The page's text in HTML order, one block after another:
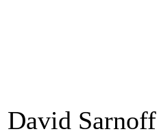
David Sarnoff